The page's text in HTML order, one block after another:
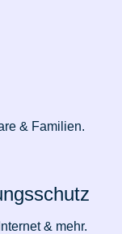
& Familien.
& mehr.